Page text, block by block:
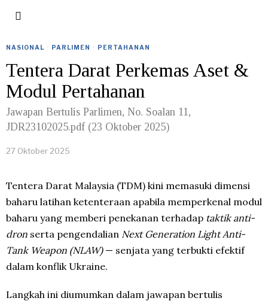
NASIONAL · PARLIMEN · PERTAHANAN
Tentera Darat Perkemas Aset &
Modul Pertahanan
Jawapan Bertulis Parlimen, No. Soalan 11,
JDR23102025.pdf (23 Oktober 2025)
27 Oktober 2025
Tentera Darat Malaysia (TDM) kini memasuki dimensi
baharu latihan ketenteraan apabila memperkenal modul
baharu yang memberi penekanan terhadap taktik anti-
dron serta pengendalian Next Generation Light Anti-
Tank Weapon (NLAW)— senjata yang terbukti efektif
dalam konflik Ukraine.
Langkah ini diumumkan dalam jawapan bertulis